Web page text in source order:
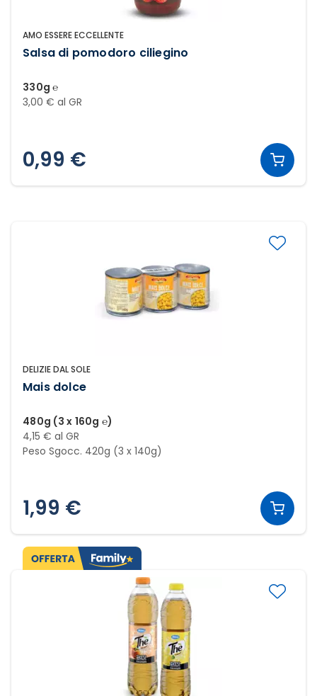
AMO ESSERE ECCELLENTE
Salsa di pomodoro ciliegino
330g ℮
3,00 € al GR
0,99 €
DELIZIE DAL SOLE
Mais dolce
480g (3 x 160g ℮)
4,15 € al GR
Peso Sgocc. 420g (3 x 140g)
1,99 €